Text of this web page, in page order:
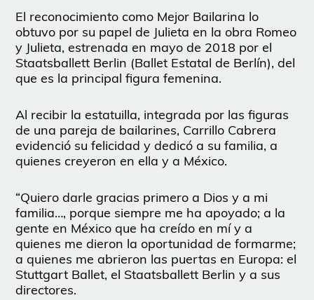
El reconocimiento como Mejor Bailarina lo
obtuvo por su papel de Julieta en la obra Romeo
y Julieta, estrenada en mayo de 2018 por el
Staatsballett Berlin (Ballet Estatal de Berlín), del
que es la principal figura femenina.
Al recibir la estatuilla, integrada por las figuras
de una pareja de bailarines, Carrillo Cabrera
evidenció su felicidad y dedicó a su familia, a
quienes creyeron en ella y a México.
“Quiero darle gracias primero a Dios y a mi
familia…, porque siempre me ha apoyado; a la
gente en México que ha creído en mí y a
quienes me dieron la oportunidad de formarme;
a quienes me abrieron las puertas en Europa: el
Stuttgart Ballet, el Staatsballett Berlin y a sus
directores.